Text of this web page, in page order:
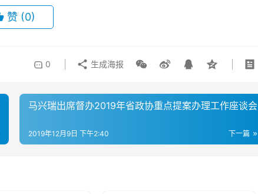
赞 (0)
0 生成海报
马兴瑞出席督办2019年省政协重点提案办理工作座谈会
下一篇
2019年12月9日 下午2:40